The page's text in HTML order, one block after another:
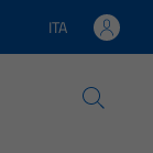
Lingua attiva:
ITA